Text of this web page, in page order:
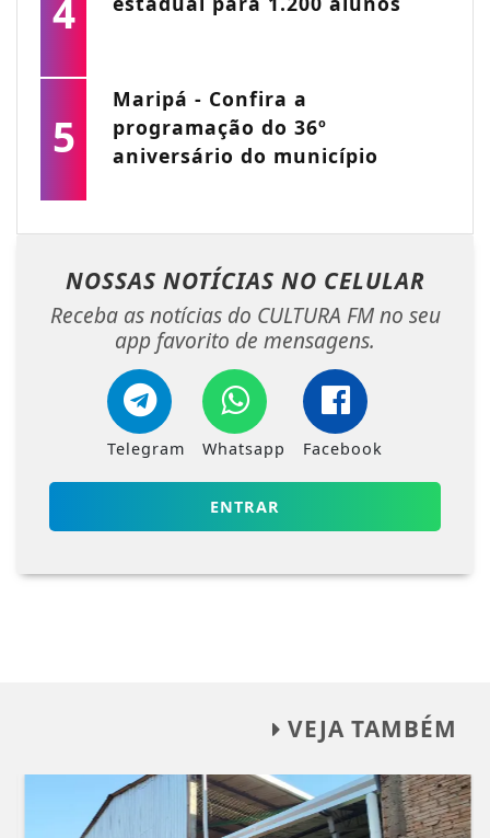
4
5
Maripá - Confira a
programação do 36º
aniversário do município
NOSSAS NOTÍCIAS NO CELULAR
Receba as notícias do CULTURA FM no seu
app favorito de mensagens.
Telegram Whatsapp Facebook
ENTRAR
VEJA TAMBÉM